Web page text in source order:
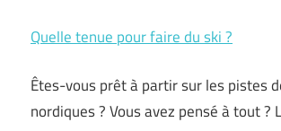
Quelle tenue pour faire du ski ?
Êtes-vous prêt à partir sur les pistes
nordiques ? Vous avez pensé à tout ?